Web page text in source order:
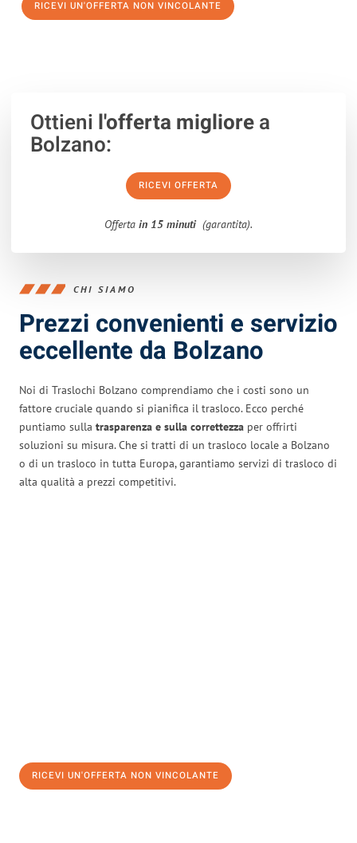
RICEVI UN'OFFERTA NON VINCOLANTE
Ottieni l'offerta migliorea
Bolzano:
RICEVI OFFERTA
Offerta in 15 minuti (garantita).
CHI SIAMO
Prezzi convenienti e servizio
eccellente da Bolzano
Noi di Traslochi Bolzano comprendiamo che i costi sono un
fattore cruciale quando si pianifica il trasloco. Ecco perché
puntiamo sulla trasparenza e sulla correttezza per offrirti
soluzioni su misura. Che si tratti di un trasloco locale a Bolzano
o di un trasloco in tutta Europa, garantiamo servizi di trasloco di
alta qualità a prezzi competitivi.
RICEVI UN'OFFERTA NON VINCOLANTE